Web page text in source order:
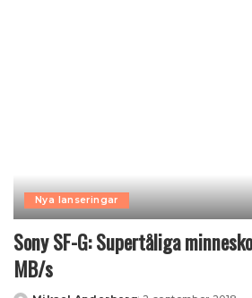
Nya lanseringar
Sony SF-G: Supertåliga
MB/s